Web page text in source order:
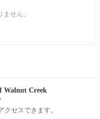
せん。
Walnut Creek
クセスできます。